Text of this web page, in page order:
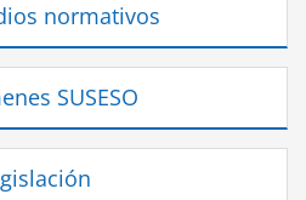
normativos
SUSESO